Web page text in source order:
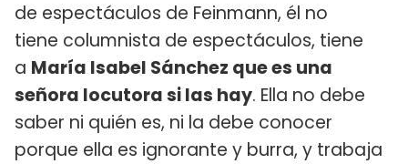
de espectáculos de Feinmann, él no
tiene columnista de espectáculos, tiene
a María Isabel Sánchez que es una
señora locutora si las hay. Ella no debe
saber ni quién es, ni la debe conocer
porque ella es ignorante y burra, y trabaja